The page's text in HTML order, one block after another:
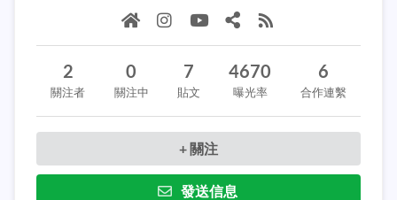
2
關注者
0
關注中
7
貼文
4670
曝光率
6
合作連繫
+ 關注
發送信息